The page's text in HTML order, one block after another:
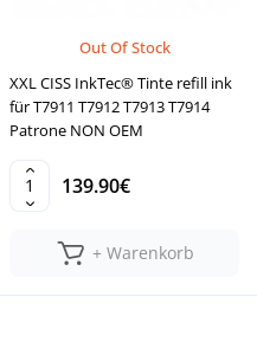
Out Of Stock
XXL CISS InkTec® Tinte refill ink
für T7911 T7912 T7913 T7914
Patrone NON OEM
139.90€
+ Warenkorb